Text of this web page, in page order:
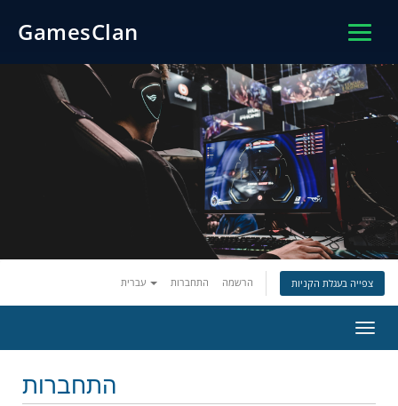
GamesClan
התחברות הרשמה צפייה בעגלת הקניות
ניווט
התחברות